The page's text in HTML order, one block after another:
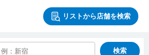
リストから店舗を検索
検索